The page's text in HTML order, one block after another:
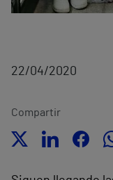
22/04/2020
Compartir